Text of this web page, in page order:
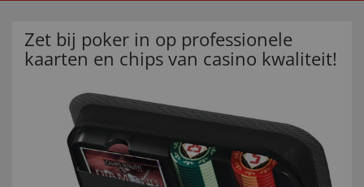
Zet bij poker in op professionele
kaarten en chips van casino kwaliteit!